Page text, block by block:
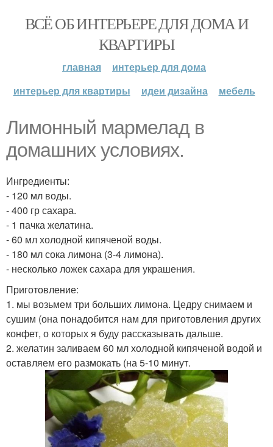
ВСЁ ОБ ИНТЕРЬЕРЕ ДЛЯ ДОМА И
КВАРТИРЫ
главная
интерьер для дома
интерьер для квартиры
идеи дизайна мебель
Лимонный мармелад в
домашних условиях.
Ингредиенты:
- 120 мл воды.
- 400 гр сахара.
- 1 пачка желатина.
- 60 мл холодной кипяченой воды.
- 180 мл сока лимона (3-4 лимона).
- несколько ложек сахара для украшения.
Приготовление:
1. мы возьмем три больших лимона. Цедру снимаем и
сушим (она понадобится нам для приготовления других
конфет, о которых я буду рассказывать дальше.
2. желатин заливаем 60 мл холодной кипяченой водой и
оставляем его размокать (на 5-10 минут.